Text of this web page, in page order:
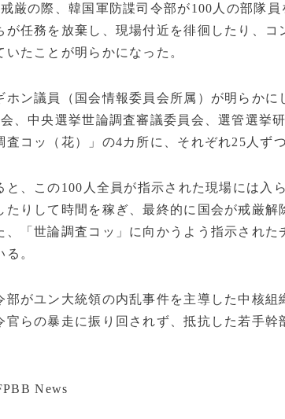
厳の際、韓国軍防諜司令部が100人の部隊
が任務を放棄し、現場付近を徘徊したり、コ
たことが明らかになった。
ホン議員（国会情報委員会所属）が明らかに
、中央選挙世論調査審議委員会、選管選挙
査コッ（花）」の4カ所に、それぞれ25人ず
と、この100人全員が指示された現場には入
たりして時間を稼ぎ、最終的に国会が戒厳解
「世論調査コッ」に向かうよう指示された
。
部がユン大統領の内乱事件を主導した中核組
官らの暴走に振り回されず、抵抗した若手幹
News